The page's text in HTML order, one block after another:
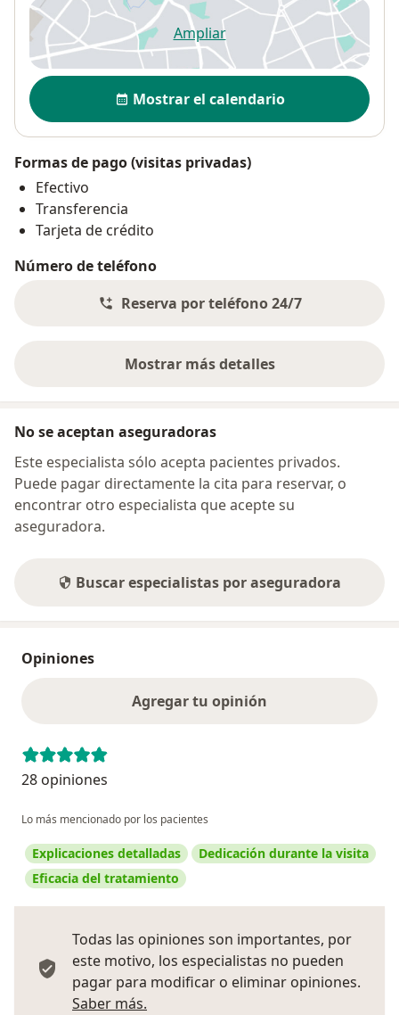
Ampliarse abre en una nueva
Disponibilidad
Mostrar el calendario
Formas de pago (visitas privadas)
Efectivo
Transferencia
Tarjeta de crédito
Número de teléfono
Reserva por teléfono 24/7
Mostrar más detalles
sobre la dirección
No se aceptan aseguradoras
Este especialista sólo acepta pacientes privados.
Puede pagar directamente la cita para reservar, o
encontrar otro especialista que acepte su
aseguradora.
Buscar especialistas por aseguradora
Opiniones
Agregar tu opinión
28 opiniones
Lo más mencionado por los pacientes
Explicaciones detalladas
Dedicación durante la visita
Eficacia del tratamiento
Todas las opiniones son importantes, por
este motivo, los especialistas no pueden
pagar para modificar o eliminar opiniones.
Saber más.